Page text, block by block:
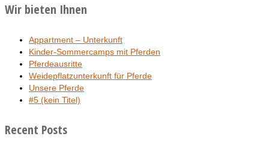
Wir bieten Ihnen
Appartment – Unterkunft
Kinder-Sommercamps mit Pferden
Pferdeausritte
Weidepflatzunterkunft für Pferde
Unsere Pferde
#5 (kein Titel)
Recent Posts